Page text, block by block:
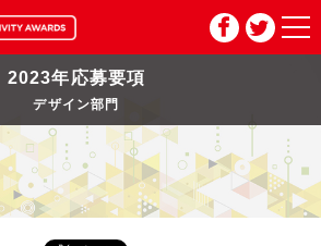
HOME
2023年応募要項
デザイン部門